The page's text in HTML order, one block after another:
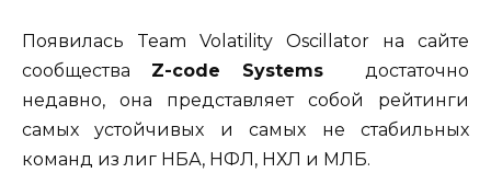
Появилась Team Volatility Oscillator на сайте
сообщества Z-code Systems достаточно
недавно, она представляет собой рейтинги
самых устойчивых и самых не стабильных
команд из лиг НБА, НФЛ, НХЛ и МЛБ.